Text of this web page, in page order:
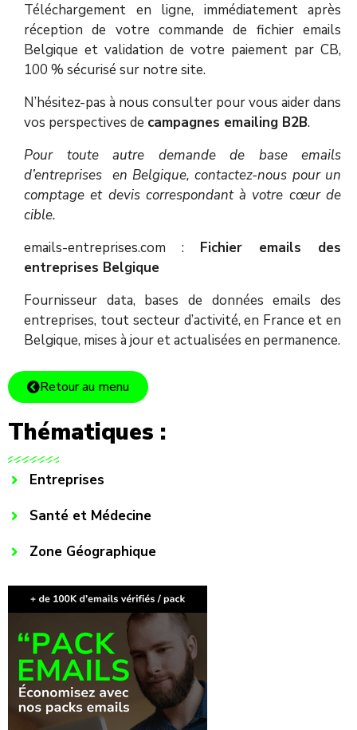
Retour au menu
Thématiques :
Entreprises
Santé et Médecine
Zone Géographique
Téléchargement en ligne, immédiatement après
réception de votre commande de fichier emails
Belgique et validation de votre paiement par CB,
100 % sécurisé sur notre site.
N’hésitez-pas à nous consulter pour vous aider dans
vos perspectives de campagnes emailing B2B.
Pour toute autre demande de base emails
d’entreprises en Belgique, contactez-nous pour un
comptage et devis correspondant à votre cœur de
cible.
emails-entreprises.com : Fichier emails des
entreprises Belgique
Fournisseur data, bases de données emails des
entreprises, tout secteur d’activité, en France et en
Belgique, mises à jour et actualisées en permanence.